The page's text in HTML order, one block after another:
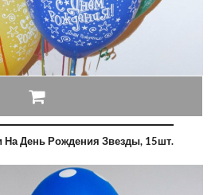
День Рождения Звезды, 15шт.